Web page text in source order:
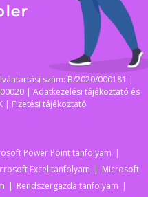
szám: B/2020/000181 |
| Adatkezelési tájékoztató és
| Fizetési tájékoztató
Power Point tanfolyam
Excel tanfolyam
Microsoft
Rendszergazda tanfolyam